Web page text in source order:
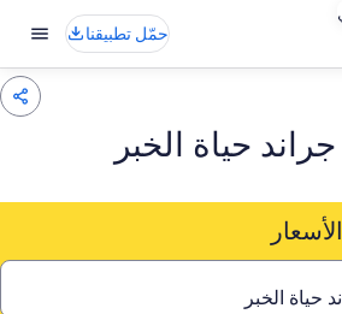
حمّل تطبيقنا
حياة الخبر